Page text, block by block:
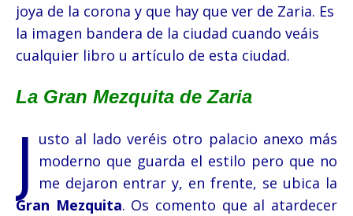
joya de la corona y que hay que ver de Zaria. Es
la imagen bandera de la ciudad cuando veáis
cualquier libro u artículo de esta ciudad.
La Gran Mezquita de Zaria
J usto al lado veréis otro palacio anexo más
moderno que guarda el estilo pero que no
me dejaron entrar y, en frente, se ubica la
Gran Mezquita. Os comento que al atardecer